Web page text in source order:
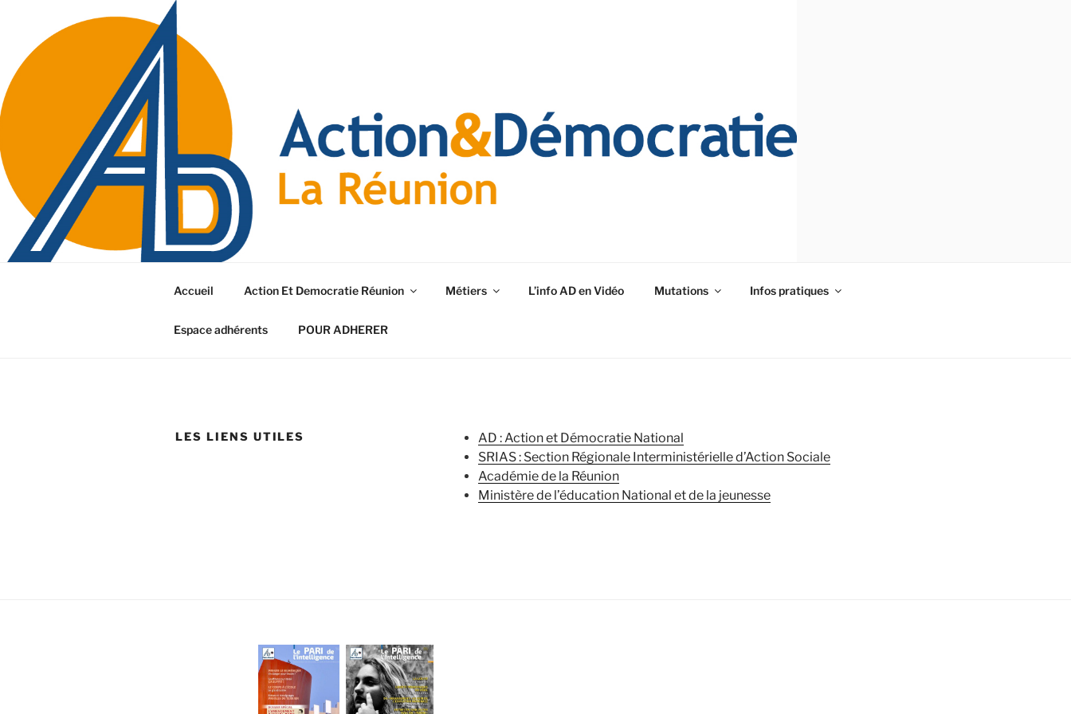
Accueil Action Et Democratie Réunion Métiers L’info AD en Vidéo Mutations Infos pratiques
Espace adhérents POUR ADHERER
LES LIENS UTILES
AD : Action et Démocratie National
SRIAS : Section Régionale Interministérielle d’Action Sociale
Académie de la Réunion
Ministère de l’éducation National et de la jeunesse